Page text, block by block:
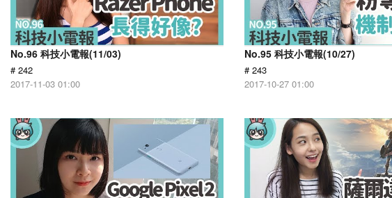
No.96 科技小電報(11/03)
# 242
2017-11-03 01:00
No.95 科技小電報(10/27)
# 243
2017-10-27 01:00